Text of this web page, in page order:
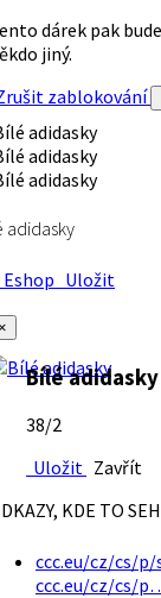
dárek pak
jiný.
zablokování
adidasky
Uložit
Bílé adidasky
38/2
Uložit Zavřít
KDE TO
ccc.eu/cz/cs/
ccc.eu/cz/cs/